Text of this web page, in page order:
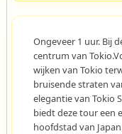
Ongeveer 1 uur. Bij
centrum van
wijken van Tokio
bruisende straten
elegantie van Tokio
biedt deze tour een
hoofdstad van